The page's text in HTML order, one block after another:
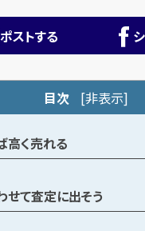
分！今すぐ査定金額
まずは
ポストする
目次 [非表示]
高く売れる
せて査定に出そう